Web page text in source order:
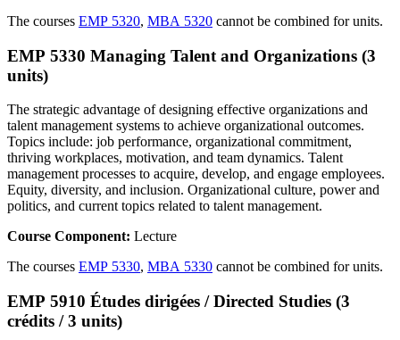
The courses EMP 5320, MBA 5320 cannot be combined for units.
EMP 5330 Managing Talent and Organizations (3
units)
The strategic advantage of designing effective organizations and
talent management systems to achieve organizational outcomes.
Topics include: job performance, organizational commitment,
thriving workplaces, motivation, and team dynamics. Talent
management processes to acquire, develop, and engage employees.
Equity, diversity, and inclusion. Organizational culture, power and
politics, and current topics related to talent management.
Course Component: Lecture
The courses EMP 5330, MBA 5330 cannot be combined for units.
EMP 5910 Études dirigées / Directed Studies (3
crédits / 3 units)